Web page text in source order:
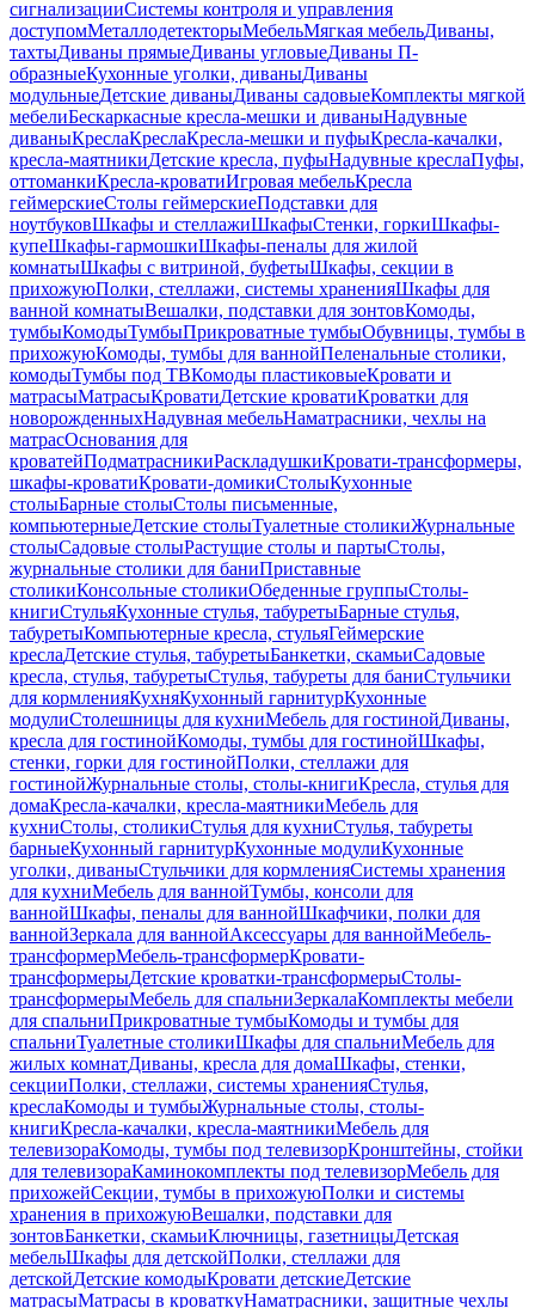
сигнализацииСистемы контроля и управления
доступомМеталлодетекторыМебельМягкая мебельДиваны,
тахтыДиваны прямыеДиваны угловыеДиваны П-
образныеКухонные уголки, диваныДиваны
модульныеДетские диваныДиваны садовыеКомплекты мягкой
мебелиБескаркасные кресла-мешки и диваныНадувные
диваныКреслаКреслаКресла-мешки и пуфыКресла-качалки,
кресла-маятникиДетские кресла, пуфыНадувные креслаПуфы,
оттоманкиКресла-кроватиИгровая мебельКресла
геймерскиеСтолы геймерскиеПодставки для
ноутбуковШкафы и стеллажиШкафыСтенки, горкиШкафы-
купеШкафы-гармошкиШкафы-пеналы для жилой
комнатыШкафы с витриной, буфетыШкафы, секции в
прихожуюПолки, стеллажи, системы храненияШкафы для
ванной комнатыВешалки, подставки для зонтовКомоды,
тумбыКомодыТумбыПрикроватные тумбыОбувницы, тумбы в
прихожуюКомоды, тумбы для ваннойПеленальные столики,
комодыТумбы под ТВКомоды пластиковыеКровати и
матрасыМатрасыКроватиДетские кроватиКроватки для
новорожденныхНадувная мебельНаматрасники, чехлы на
матрасОснования для
кроватейПодматрасникиРаскладушкиКровати-трансформеры,
шкафы-кроватиКровати-домикиСтолыКухонные
столыБарные столыСтолы письменные,
компьютерныеДетские столыТуалетные столикиЖурнальные
столыСадовые столыРастущие столы и партыСтолы,
журнальные столики для баниПриставные
столикиКонсольные столикиОбеденные группыСтолы-
книгиСтульяКухонные стулья, табуретыБарные стулья,
табуретыКомпьютерные кресла, стульяГеймерские
креслаДетские стулья, табуретыБанкетки, скамьиСадовые
кресла, стулья, табуретыСтулья, табуреты для баниСтульчики
для кормленияКухняКухонный гарнитурКухонные
модулиСтолешницы для кухниМебель для гостинойДиваны,
кресла для гостинойКомоды, тумбы для гостинойШкафы,
стенки, горки для гостинойПолки, стеллажи для
гостинойЖурнальные столы, столы-книгиКресла, стулья для
домаКресла-качалки, кресла-маятникиМебель для
кухниСтолы, столикиСтулья для кухниСтулья, табуреты
барныеКухонный гарнитурКухонные модулиКухонные
уголки, диваныСтульчики для кормленияСистемы хранения
для кухниМебель для ваннойТумбы, консоли для
ваннойШкафы, пеналы для ваннойШкафчики, полки для
ваннойЗеркала для ваннойАксессуары для ваннойМебель-
трансформерМебель-трансформерКровати-
трансформерыДетские кроватки-трансформерыСтолы-
трансформерыМебель для спальниЗеркалаКомплекты мебели
для спальниПрикроватные тумбыКомоды и тумбы для
спальниТуалетные столикиШкафы для спальниМебель для
жилых комнатДиваны, кресла для домаШкафы, стенки,
секцииПолки, стеллажи, системы храненияСтулья,
креслаКомоды и тумбыЖурнальные столы, столы-
книгиКресла-качалки, кресла-маятникиМебель для
телевизораКомоды, тумбы под телевизорКронштейны, стойки
для телевизораКаминокомплекты под телевизорМебель для
прихожейСекции, тумбы в прихожуюПолки и системы
хранения в прихожуюВешалки, подставки для
зонтовБанкетки, скамьиКлючницы, газетницыДетская
мебельШкафы для детскойПолки, стеллажи для
детскойДетские комодыКровати детскиеДетские
матрасыМатрасы в кроваткуНаматрасники, защитные чехлы